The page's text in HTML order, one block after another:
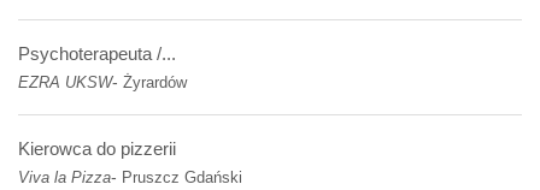
Psychoterapeuta /...
EZRA UKSW- Żyrardów
Kierowca do pizzerii
Viva la Pizza- Pruszcz Gdański